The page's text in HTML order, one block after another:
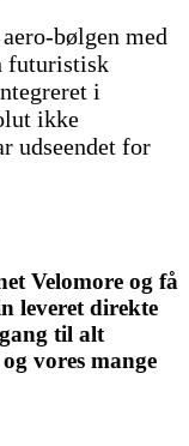
bølgen med
futuristisk
i
ikke
udseendet for
Velomore og få
leveret direkte
til alt
vores mange